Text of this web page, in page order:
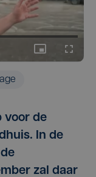
voor de
In de
zal daar